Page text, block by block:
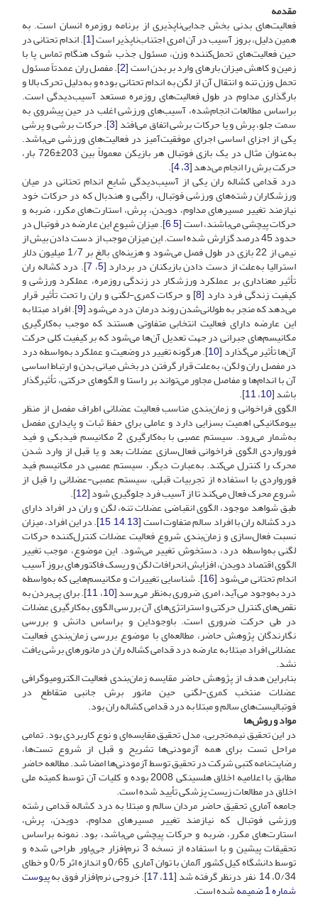
مقدمه
فعالیت‌های بدنی بخش جدایی‌ناپذیری از برنامه روزمره انسان است. به
همین دلیل، بروز آسیب در آن امری اجتناب‌ناپذیر است [1]. اندام تحتانی در
حین فعالیت‌های تحمل‌کننده وزن، مسئول جذب شوک هنگام تماس پا با
زمین و کاهش میزان بارهای وارد بر بدن است [2]. مفصل ران عمدتاً مسئول
تحمل وزن تنه و انتقال آن از لگن به اندام تحتانی بوده و به‌دلیل تحرک بالا و
بارگذاری مداوم در طول فعالیت‌های روزمره مستعد آسیب‌دیدگی است.
براساس مطالعات انجام‌شده، آسیب‌های ورزشی اغلب در حین پیشروی به
سمت جلو، پرش و یا حرکات برشی اتفاق می‌افتد [3]. حرکات برشی و پرشی
یکی از اجزای اساسی اجرای موفقیت‌آمیز در فعالیت‌های ورزشی می‌باشد.
به‌عنوان مثال در یک بازی فوتبال هر بازیکن معمولاً بین 203±726 بار،
حرکت برش را انجام می‌دهد [3،4
].
درد قدامی کشاله ران یکی از آسیب‌دیدگی شایع اندام تحتانی در میان
ورزشکاران رشته‌های ورزشی فوتبال، راگبی و هندبال که در حرکات خود
نیازمند تغییر مسیرهای مداوم، دویدن، پرش، استارت‌های مکرر، ضربه و
حرکات پیچشی می‌باشند، است [5
,
6]. میزان شیوع این عارضه در فوتبال در
حدود 45 درصد گزارش شده است. این میزان موجب از دست دادن بیش از
نیمی از 22 بازی در طول فصل می‌شود و هزینه‌ای بالغ ‌بر 1/7 میلیون دلار
استرالیا به‌علت از دست دادن بازیکنان در بردارد [5، 7]. درد کشاله ران
تأثیر معناداری بر عملکرد ورزشکار در زندگی روزمره، عملکرد ورزشی و
کیفیت زندگی فرد دارد [8] و حرکات کمری-لگنی و ران را تحت تأثیر قرار
می‌دهد که منجر به طولانی‌شدن روند درمان درد می‌شود [9]. افراد مبتلا به
این عارضه دارای فعالیت انتخابی متفاوتی هستند که موجب به‌کارگیری
مکانیسم‌های جبرانی در جهت تعدیل آن‌ها می‌شود که بر کیفیت کلی حرکت
آن‌ها تأثیر می‌گذارد [10]. هرگونه تغییر در وضعیت و عملکرد به‌واسطه درد
در مفصل ران و لگن، به‌علت قرار گرفتن در بخش میانی بدن و ارتباط اساسی
آن با اندام‌ها و مفاصل مجاور می‌تواند بر راستا و الگوهای حرکتی، تأثیرگذار
باشد [10،11
].
الگوی فراخوانی و زمان‌بندی مناسب فعالیت عضلانی اطراف مفصل از منظر
بیومکانیکی اهمیت بسزایی دارد و عاملی برای حفظ ثبات و پایداری مفصل
به‌شمار می‌رود. سیستم عصبی با به‌کارگیری 2 مکانیسم فیدبکی و فید
فورواردی الگوی فراخوانی فعال‌سازی عضلات بعد و یا قبل از وارد شدن
محرک را کنترل می‌کند. به‌عبارت دیگر، سیستم عصبی در مکانیسم فید
فورواردی با استفاده از تجربیات قبلی، سیستم عصبی-عضلانی را قبل از
شروع محرک فعال می‌کند تا از آسیب فرد جلوگیری شود [12
].
طبق شواهد موجود، الگوی انقباضی عضلات تنه، لگن و ران در افراد دارای
درد کشاله ران با افراد سالم متفاوت است [13
,
14
,
15]. در این افراد، میزان
نسبت فعال‌سازی و زمان‌بندی شروع فعالیت عضلات کنترل‌کننده حرکات
لگنی به‌واسطه درد، دستخوش تغییر می‌شود. این موضوع، موجب تغییر
الگوی اقتصاد دویدن، افزایش انحرافات لگن و ریسک فاکتورهای بروز آسیب
اندام تحتانی می‌شود [16]. شناسایی تغییرات و مکانیسم‌هایی که به‌واسطه
درد به‌وجود می‌آید، امری ضروری به‌نظر می‌رسد [10،11]. برای پی‌بردن به
نقص‌های کنترل حرکتی و استراتژی‌های آن بررسی الگوی به‌کارگیری عضلات
در طی حرکت ضروری است. باوجوداین و براساس دانش و بررسی
نگارندگان پژوهش حاضر، مطالعه‌ای با موضوع بررسی زمان‌بندی فعالیت
عضلانی افراد مبتلا به عارضه درد قدامی کشاله ران در مانورهای برشی یافت
نشد.
بنابراین هدف از پژوهش حاضر مقایسه زمان‌بندی فعالیت الکترومیوگرافی
عضلات منتخب کمری-لگنی حین مانور برش جانبی متقاطع در
فوتبالیست‌های سالم و مبتلا به درد قدامی کشاله ران بود.
مواد و روش‌ها
در این تحقیق نیمه‌تجربی، مدل تحقیق مقایسه‌ای و نوع کاربردی بود. تمامی
مراحل تست برای همه آزمودنی‌ها تشریح و قبل از شروع تست‌ها،
رضایت‌‌نامه کتبی شرکت در تحقیق توسط آزمودنی‌ها امضا شد. مطالعه حاضر
مطابق با اعلامیه اخلاق هلسینکی 2008 بوده و کلیات آن توسط کمیته ملی
اخلاق در مطالعات زیست پزشکی تأیید شده است.
جامعه آماری تحقیق حاضر مردان سالم و مبتلا به درد کشاله قدامی رشته‌
ورزشی فوتبال که نیازمند تغییر مسیرهای مداوم، دویدن، پرش،
استارت‌های مکرر، ضربه و حرکات پیچشی می‌باشد، بود. نمونه براساس
تحقیقات پیشین و با استفاده از نسخه 3 نرم‌افزار جی‌پاور طراحی شده و
توسط دانشگاه کیل کشور آلمان با توان آماری 0/65 و اندازه اثر 0/5 و خطای
0/34، 14 نفر درنظر گرفته شد [ 11،17]. خروجی نرم‌افزار فوق بهپیوست
شماره 1 ضمیمه
شده است.